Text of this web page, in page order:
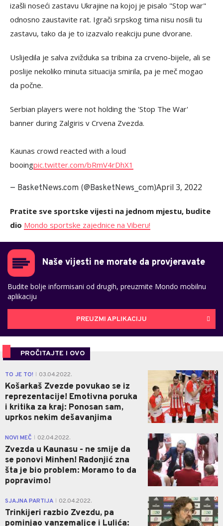
izašli noseći zastavu Ukrajine na kojoj je pisalo "Stop war"
odnosno zaustavite rat. Igrači srpskog tima nisu nosili tu
zastavu, tako da je to izazvalo reakciju pune dvorane.
Uslijedila je salva zvižduka sa tribina za crveno-bijele, ali se
poslije nekoliko minuta situacija smirila, pa je meč mogao
da počne.
Serbian players were not holding the 'Stop The War'
banner during Zalgiris v Crvena Zvezda.
Kaunas crowd reacted with a loud
booingpic.twitter.com/bRmV4rDhX1
— BasketNews.com (@BasketNews_com)April 3, 2022
Pratite sve sportske vijesti na jednom mjestu, budite
dio Mondo sportske zajednice na Viberu!
Naše vijesti ne morate da provjeravate
Budite bolje informisani od drugih, preuzmite Mondo mobilnu
aplikaciju
PREUZMI APLIKACIJU
PROČITAJTE I OVO
TO JE TO! 03.04.2022.
Košarkaš Zvezde povukao se iz
reprezentacije! Emotivna poruka
i kritika za kraj: Ponosan sam,
uprkos nekim dešavanjima
0
NOVI MEČ 02.04.2022.
Zvezda u Kaunasu - ne smije da
se ponovi Minhen! Radonjić zna
šta je bio problem: Moramo to da
popravimo!
0
SJAJNA PARTIJA 02.04.2022.
Trinkijeri razbio Zvezdu, pa
pominjao vanzemaljce i Lulića:
0